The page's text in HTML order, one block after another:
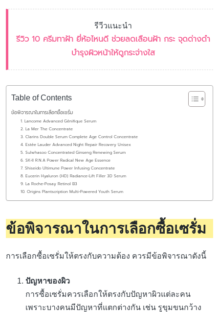
รีวีวแนะนำ
รีวิว 10 ครีมทาฝ้า ยี่ห้อไหนดี ช่วยลดเลือนฝ้า กระ จุดด่างดำ
บำรุงผิวหน้าให้ดูกระจ่างใส
Table of Contents
ข้อพิจารณาในการเลือกซื้อเซรั่ม
1. Lancome Advanced Génifique Serum
2. La Mer The Concentrate
3. Clarins Double Serum Complete Age Control Concentrate
4. Estée Lauder Advanced Night Repair Recovery Unisex
5. Sulwhasoo Concentrated Ginseng Renewing Serum
6. SK-II R.N.A Power Radical New Age Essence
7. Shiseido Ultimune Power Infusing Concentrate
8. Eucerin Hyaluron (HD) Radiance-Lift Filler 3D Serum
9. La Roche-Posay Retinol B3
10. Origins Plantscription Multi-Powered Youth Serum
ข้อพิจารณาในการเลือกซื้อเซรั่ม
การเลือกซื้อเซรั่มให้ตรงกับความต้อง ควรมีข้อพิจารณาดังนี้
ปัญหาของผิว
การซื้อเซรั่มควรเลือกให้ตรงกับปัญหาผิวแต่ละคน
เพราะบางคนมีปัญหาที่แตกต่างกัน เช่น รูขุมขนกว้าง